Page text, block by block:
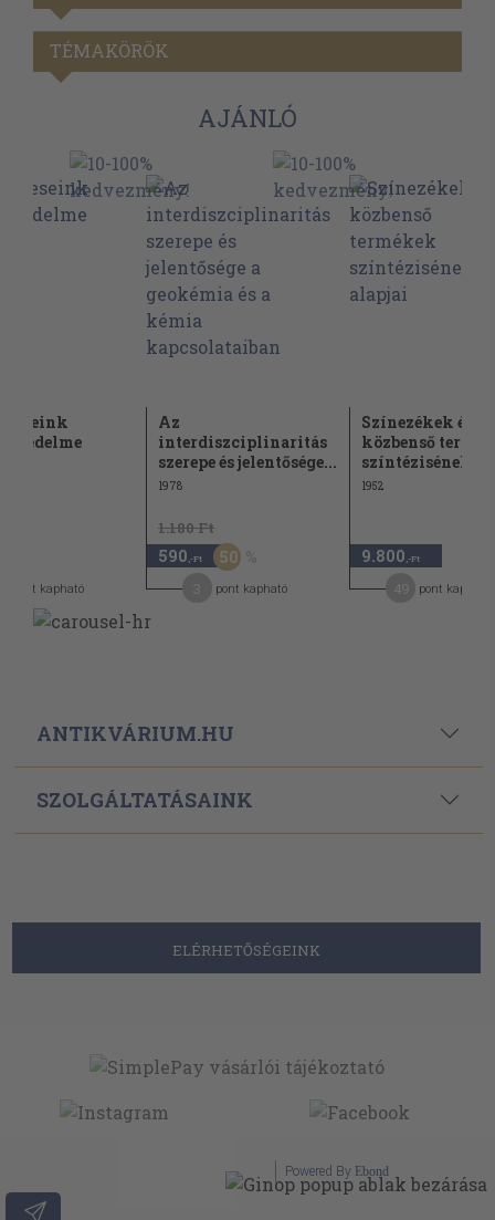
TÉMAKÖRÖK
AJÁNLÓ
pont kapható
Az
interdiszciplinaritás
szerepe és jelentősége...
1978
1.180 Ft
590 ,-Ft 50
pont kapható
Színezékek és
közbenső
színtézisének...
1952
9.800 ,-Ft
pont kapható
ANTIKVÁRIUM.HU
SZOLGÁLTATÁSAINK
ELÉRHETŐSÉGEINK
Powered By Ebond